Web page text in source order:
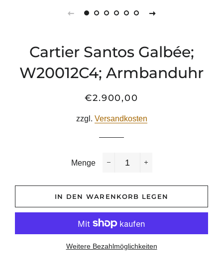
Cartier Santos Galbée;
W20012C4; Armbanduhr
Normaler
Sonderpreis
€2.900,00
zzgl. Versandkosten
Menge
IN DEN WARENKORB LEGEN
Weitere Bezahlmöglichkeiten